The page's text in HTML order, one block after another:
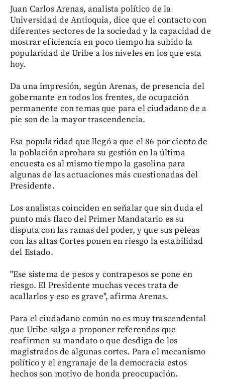
Juan Carlos Arenas, analista político de la
Universidad de Antioquia, dice que el contacto con
diferentes sectores de la sociedad y la capacidad de
mostrar eficiencia en poco tiempo ha subido la
popularidad de Uribe a los niveles en los que esta
hoy.
Da una impresión, según Arenas, de presencia del
gobernante en todos los frentes, de ocupación
permanente con temas que para el ciudadano de a
pie son de la mayor trascendencia.
Esa popularidad que llegó a que el 86 por ciento de
la población aprobara su gestión en la última
encuesta es al mismo tiempo la gasolina para
algunas de las actuaciones más cuestionadas del
Presidente.
Los analistas coinciden en señalar que sin duda el
punto más flaco del Primer Mandatario es su
disputa con las ramas del poder, y que sus peleas
con las altas Cortes ponen en riesgo la estabilidad
del Estado.
"Ese sistema de pesos y contrapesos se pone en
riesgo. El Presidente muchas veces trata de
acallarlos y eso es grave", afirma Arenas.
Para el ciudadano común no es muy trascendental
que Uribe salga a proponer referendos que
reafirmen su mandato o que desdiga de los
magistrados de algunas cortes. Para el mecanismo
político y el engranaje de la democracia estos
hechos son motivo de honda preocupación.